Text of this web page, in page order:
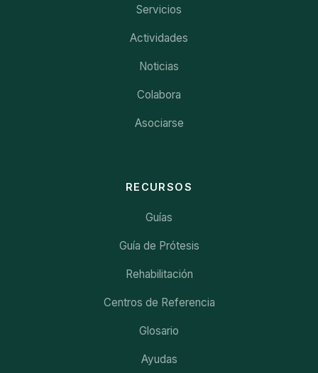
Servicios
Actividades
Noticias
Colabora
Asociarse
RECURSOS
Guías
Guía de Prótesis
Rehabilitación
Centros de Referencia
Glosario
Ayudas